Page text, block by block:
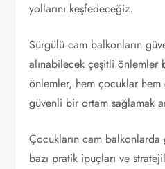
yollarını keşfedeceğiz.
Sürgülü cam balkonların
alınabilecek çeşitli önlemler
önlemler, hem çocuklar
güvenli bir ortam sağlamak
Çocukların cam
bazı pratik ipuçları ve